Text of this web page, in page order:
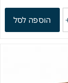
הוספה לסל